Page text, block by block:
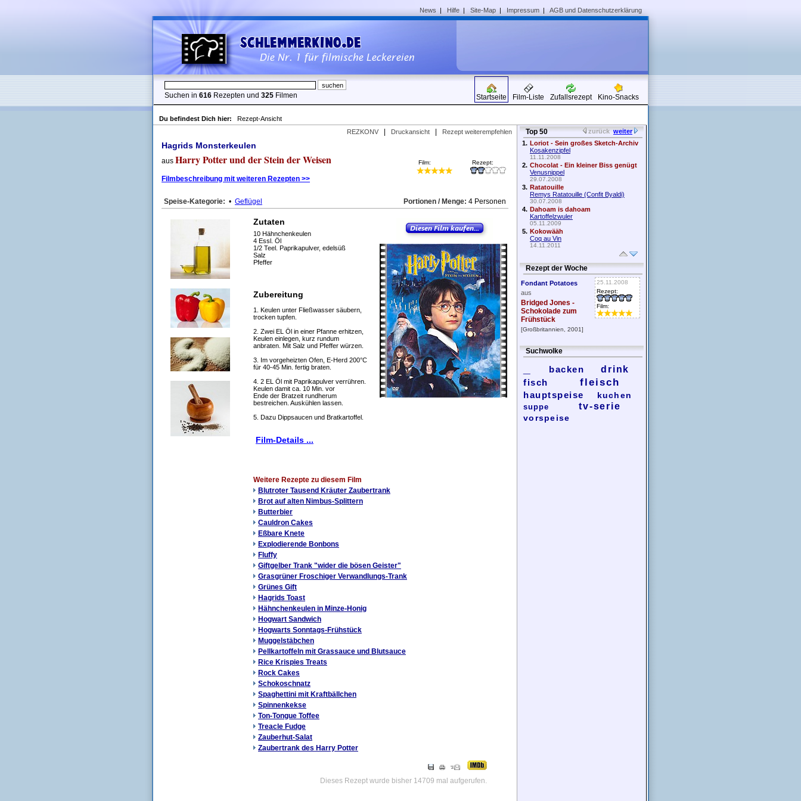
News | Hilfe | Site-Map | Impressum | AGB und Datenschutzerklärung
Suchen in 616 Rezepten und 325 Filmen Startseite Film-Liste Zufallsrezept Kino-Snacks
Du befindest Dich hier:
Rezept-Ansicht
REZKONV
Druckansicht Rezept weiterempfehlen
Hagrids Monsterkeulen
aus Harry Potter und der Stein der Weisen
Filmbeschreibung mit weiteren Rezepten >>
Rezept:
Film:
Speise-Kategorie: • Geflügel Portionen / Menge: 4 Personen
Zutaten
10 Hähnchenkeulen
4 Essl. Öl
1/2 Teel. Paprikapulver, edelsüß
Salz
Pfeffer
Zubereitung
1. Keulen unter Fließwasser säubern,
trocken tupfen.
2. Zwei EL Öl in einer Pfanne erhitzen,
Keulen einlegen, kurz rundum
anbraten. Mit Salz und Pfeffer würzen.
3. Im vorgeheizten Ofen, E-Herd 200°C
für 40-45 Min. fertig braten.
4. 2 EL Öl mit Paprikapulver verrühren.
Keulen damit ca. 10 Min. vor
Ende der Bratzeit rundherum
bestreichen. Auskühlen lassen.
5. Dazu Dippsaucen und Bratkartoffel.
Film-Details ...
Weitere Rezepte zu diesem Film
Blutroter Tausend Kräuter Zaubertrank
Brot auf alten Nimbus-Splittern
Butterbier
Cauldron Cakes
Eßbare Knete
Explodierende Bonbons
Fluffy
Giftgelber Trank "wider die bösen Geister"
Grasgrüner Froschiger Verwandlungs-Trank
Grünes Gift
Hagrids Toast
Hähnchenkeulen in Minze-Honig
Hogwart Sandwich
Hogwarts Sonntags-Frühstück
Muggelstäbchen
Pellkartoffeln mit Grassauce und Blutsauce
Rice Krispies Treats
Rock Cakes
Schokoschnatz
Spaghettini mit Kraftbällchen
Spinnenkekse
Ton-Tongue Toffee
Treacle Fudge
Zauberhut-Salat
Zaubertrank des Harry Potter
Dieses Rezept wurde bisher 14709 mal aufgerufen.
zurück weiter
Top 50
1. Loriot - Sein großes Sketch-Archiv
Kosakenzipfel
11.11.2008
2. Chocolat - Ein kleiner Biss genügt
Venusnippel
29.07.2008
3. Ratatouille
Remys Ratatouille (Confit Byaldi)
30.07.2008
4. Dahoam is dahoam
Kartoffelzwuler
05.11.2009
5. Kokowääh
Coq au Vin
14.11.2011
Rezept der Woche
25.11.2008
Rezept:
Film:
Fondant Potatoes
aus
Bridged Jones -
Schokolade zum
Frühstück
[Großbritannien, 2001]
Suchwolke
backen
drink
fisch
fleisch
hauptspeise kuchen
suppe tv-serie
vorspeise